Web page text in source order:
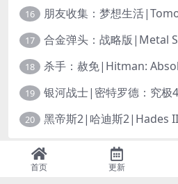
16
17 合金弹头：战略版|Metal
18 杀手：赦免|Hitman:
19
20 黑帝斯2|哈迪斯2|Hades
免责声明：本站资源均源自网络，诺涉及您
首页 更新